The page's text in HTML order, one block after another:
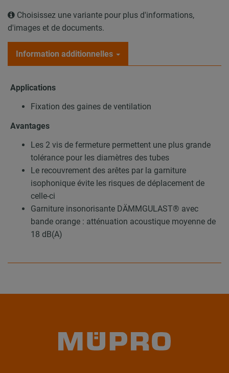
Choisissez une variante pour plus d'informations,
d'images et de documents.
Information additionnelles
Applications
Fixation des gaines de ventilation
Avantages
Les 2 vis de fermeture permettent une plus grande
tolérance pour les diamètres des tubes
Le recouvrement des arêtes par la garniture
isophonique évite les risques de déplacement de
celle-ci
Garniture insonorisante DÄMMGULAST® avec
bande orange : atténuation acoustique moyenne de
18 dB(A)